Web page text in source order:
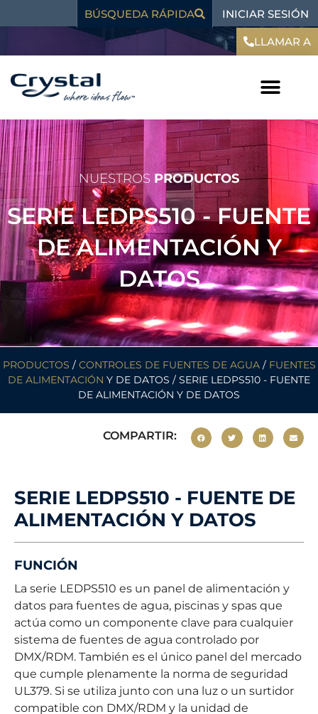
BÚSQUEDA RÁPIDA INICIAR SESIÓN
LLAMAR A
NUESTROS PRODUCTOS
SERIE LEDPS510 - FUENTE
DE ALIMENTACIÓN Y
DATOS
PRODUCTOS / CONTROLES DE FUENTES DE AGUA/ FUENTES
DE ALIMENTACIÓN Y DE DATOS / SERIE LEDPS510 - FUENTE
DE ALIMENTACIÓN Y DE DATOS
COMPARTIR:
SERIE LEDPS510 - FUENTE DE
ALIMENTACIÓN Y DATOS
FUNCIÓN
La serie LEDPS510 es un panel de alimentación y
datos para fuentes de agua, piscinas y spas que
actúa como un componente clave para cualquier
sistema de fuentes de agua controlado por
DMX/RDM. También es el único panel del mercado
que cumple plenamente la norma de seguridad
UL379. Si se utiliza junto con una luz o un surtidor
compatible con DMX/RDM y la unidad de